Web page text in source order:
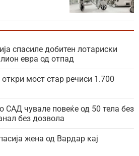
спасиле добитен лотариски
евра од отпад
мост стар речиси 1.700
САД чувале повеќе од 50 тела без
без дозвола
жена од Вардар кај